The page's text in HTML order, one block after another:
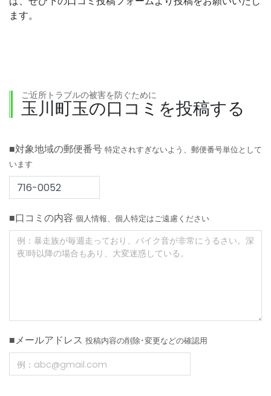
ます。
ご近所トラブルの被害を防ぐために
玉川町玉の口コミを投稿する
■対象地域の郵便番号 特定されすぎないよう、郵便番号単位として
います
■口コミの内容 個人情報、個人特定はご遠慮ください
■メールアドレス 投稿内容の削除･変更などの確認用